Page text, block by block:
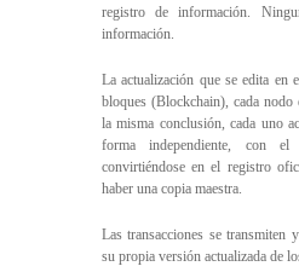
registro de información.
información.
La actualización que se edita en
bloques (Blockchain), cada nodo
la misma conclusión, cada uno
forma independiente, con
convirtiéndose en el registro
haber una copia maestra.
Las transacciones se transmiten
su propia versión actualizada de